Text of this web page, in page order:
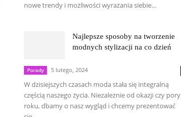
nowe trendy i możliwości wyrażania siebie...
Najlepsze sposoby na tworzenie
modnych stylizacji na co dzień
Porady 5 lutego, 2024
W dzisiejszych czasach moda stała się integralną
częścią naszego życia. Niezależnie od okazji czy pory
roku, dbamy o nasz wygląd i chcemy prezentować